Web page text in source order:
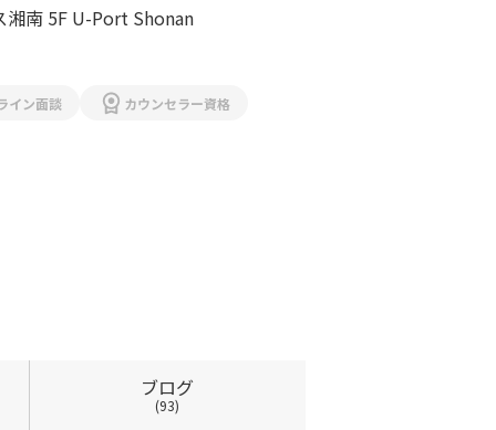
イン面談 カウンセラー資格
ブログ
(93)